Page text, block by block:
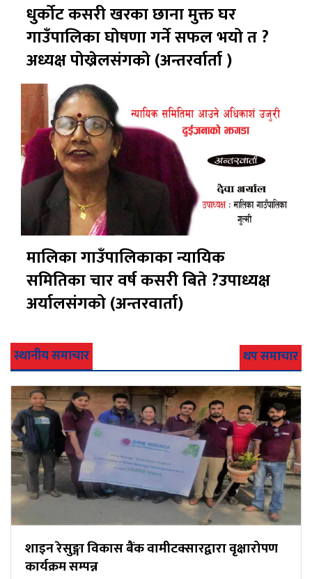
धुर्कोट कसरी खरका छाना मुक्त घर
गाउँपालिका घोषणा गर्ने सफल भयो त ?
अध्यक्ष पोख्रेलसंगको (अन्तरर्वार्ता )
मालिका गाउँपालिकाका न्यायिक
समितिका चार वर्ष कसरी बिते ?उपाध्यक्ष
अर्यालसंंगको (अन्तरवार्ता)
स्थानीय समाचार थप समाचार
शाइन रेसुङ्गा विकास बैंक वामीटक्सारद्वारा वृक्षारोपण
कार्यक्रम सम्पन्न